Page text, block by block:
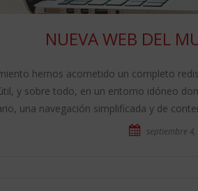
NUEVA WEB DEL
hemos acometido un completo
y sobre todo, en un entorno idóneo
una navegación simplificada y de
septiembre 4,